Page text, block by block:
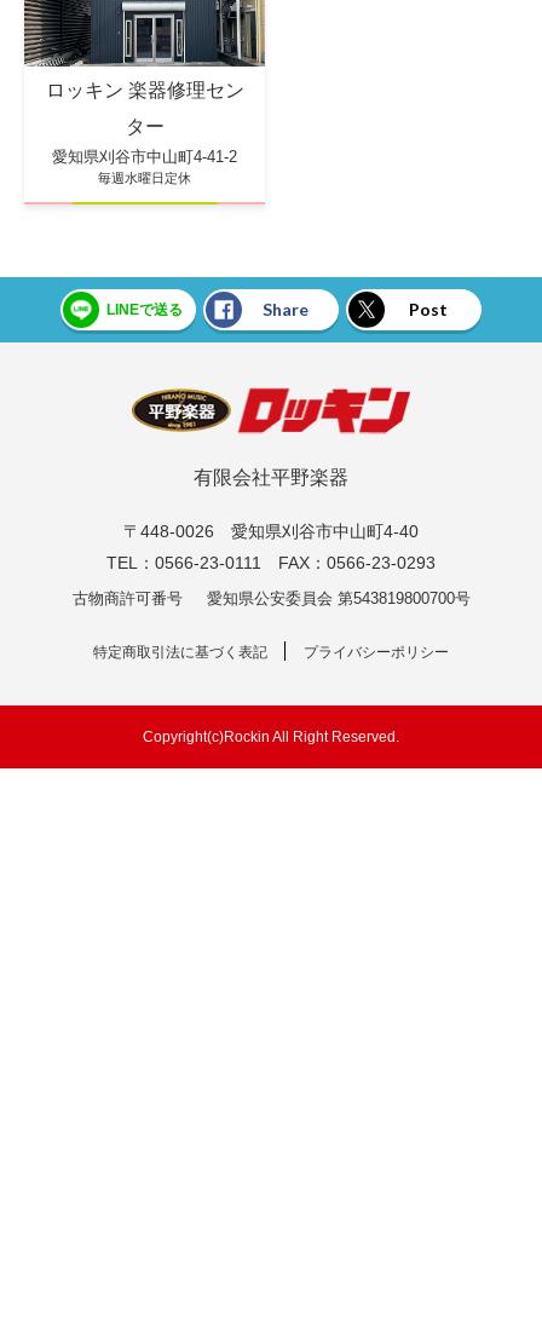
ロッキン 楽器修理セン
ター
愛知県刈谷市中山町4-41-2
毎週水曜日定休
LINEで送る Share Post
有限会社平野楽器
〒448-0026 愛知県刈谷市中山町4-40
TEL：0566-23-0111 FAX：0566-23-0293
古物商許可番号 愛知県公安委員会 第543819800700号
特定商取引法に基づく表記 プライバシーポリシー
Copyright(c)Rockin All Right Reserved.